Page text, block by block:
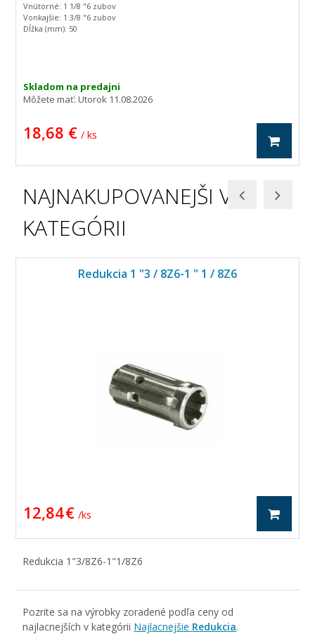
Skladom na predajni
Môžete mať:Utorok 11.08.2026
18,68 € / ks
Vnútorné: 1 1/8 "6 zubov
Vonkajšie: 1 3/8 "6 zubov
Dĺžka (mm): 50
NAJNAKUPOVANEJŠI V
KATEGÓRII
Redukcia 1 "3 / 8Z6-1 " 1 / 8Z6
12,84 € / ks
Redukcia 1"3/8Z6-1"1/8Z6
Pozrite sa na výrobky zoradené podľa ceny od
najlacnejších v kategórii Najlacnejšie Redukcia.